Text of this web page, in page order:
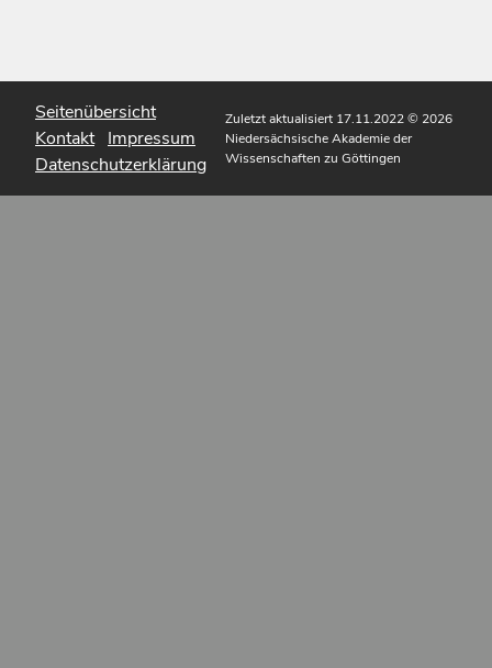
Seitenübersicht
Kontakt Impressum
Datenschutzerklärung
Zuletzt aktualisiert 17.11.2022© 2026
Niedersächsische Akademie der
Wissenschaften zu Göttingen